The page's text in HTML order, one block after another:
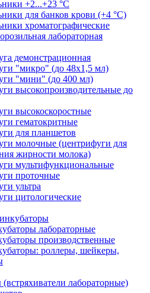
+2...+23 °С
для банков крови (+4 °С)
хроматографические
лабораторная
демонстрационная
"микро" (до 48x1,5 мл)
"мини" (до 400 мл)
высокопроизводительные до
высокоскоростные
гематокритные
для планшетов
молочные (центрифуги для
жирности молока)
мультифункциональные
проточные
ультра
цитологические
лабораторные
производственные
роллеры, шейкеры,
лабораторные)